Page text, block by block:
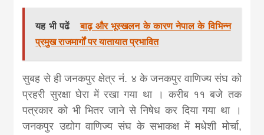
यह भी पढें
बाढ़ और भूस्खलन के कारण नेपाल के विभिन्न
प्रमुख राजमार्गों पर यातायात प्रभावित
सुबह से ही जनकपुर क्षेत्र नं. ४ के जनकपुर वाणिज्य संघ को
प्रहरी सुरक्षा घेरा में रखा गया था । करीब ११ बजे तक
पत्रकार को भी भितर जाने से निषेध कर दिया गया था ।
जनकपुर उद्योग वाणिज्य संघ के सभाकक्ष में मधेशी मोर्चा,